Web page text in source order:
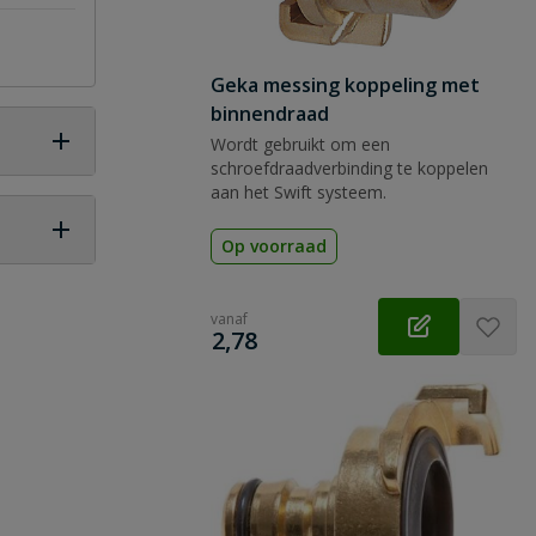
Geka messing koppeling met
binnendraad
Wordt gebruikt om een
schroefdraadverbinding te koppelen
aan het Swift systeem.
Op voorraad
vanaf
€
2,78